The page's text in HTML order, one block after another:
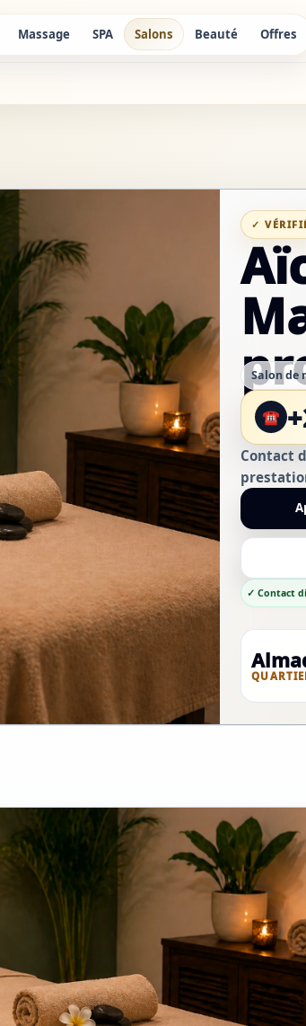
Massage SPA Salons Beauté Offres
✓
Salon de
☎
Contact
✓ Contact